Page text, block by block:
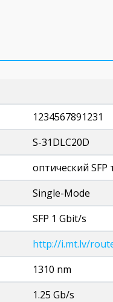
1234567891231
S-31DLC20D
оптический SFP
Single-Mode
SFP 1 Gbit/s
http://i.mt.lv/
1310 nm
1.25 Gb/s